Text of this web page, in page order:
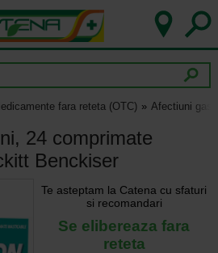
fara reteta (OTC) Afectiuni
24 comprimate
Benckiser
Te asteptam la Catena cu sfaturi
si recomandari
Se elibereaza fara
reteta